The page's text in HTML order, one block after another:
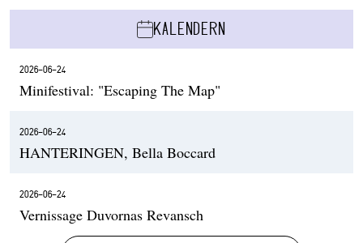
KALENDERN
2026-06-24
Minifestival: "Escaping The Map"
2026-06-24
HANTERINGEN, Bella Boccard
2026-06-24
Vernissage Duvornas Revansch